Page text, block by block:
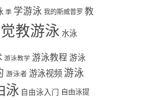
季 学游泳 我的斯威普罗 教
教游泳 水泳
游泳教学 游泳教程 游泳
游泳者 游泳视频 游泳
泳 自由泳入门 自由泳提